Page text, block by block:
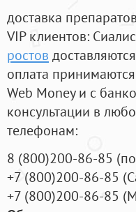
доставка
VIP клиентов:
ростов
оплата
Web Money и с
консультации в
телефонам:
8 (800)200-86-85 (
+7 (800)200-86-85 (
+7 (800)200-86-85 (